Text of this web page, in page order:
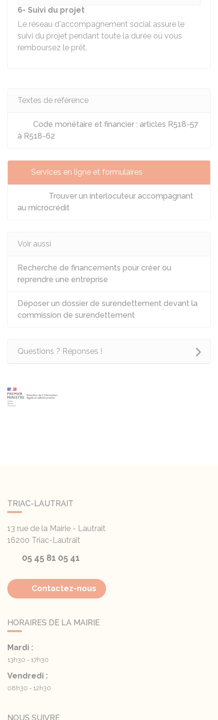
6- Suivi du projet
Le réseau d'accompagnement social assure le
suivi du projet pendant toute la durée où vous
remboursez le prêt.
Textes de référence
Code monétaire et financier : articles R518-57
à R518-62
Services en ligne et formulaires
Trouver un interlocuteur accompagnant
au microcrédit
Voir aussi
Recherche de financements pour créer ou
reprendre une entreprise
Déposer un dossier de surendettement devant la
commission de surendettement
Questions ? Réponses !
TRIAC-LAUTRAIT
13 rue de la Mairie - Lautrait
16200 Triac-Lautrait
05 45 81 05 41
Contactez-nous
HORAIRES DE LA MAIRIE
Mardi :
13h30 - 17h30
Vendredi :
08h30 - 12h30
NOUS SUIVRE